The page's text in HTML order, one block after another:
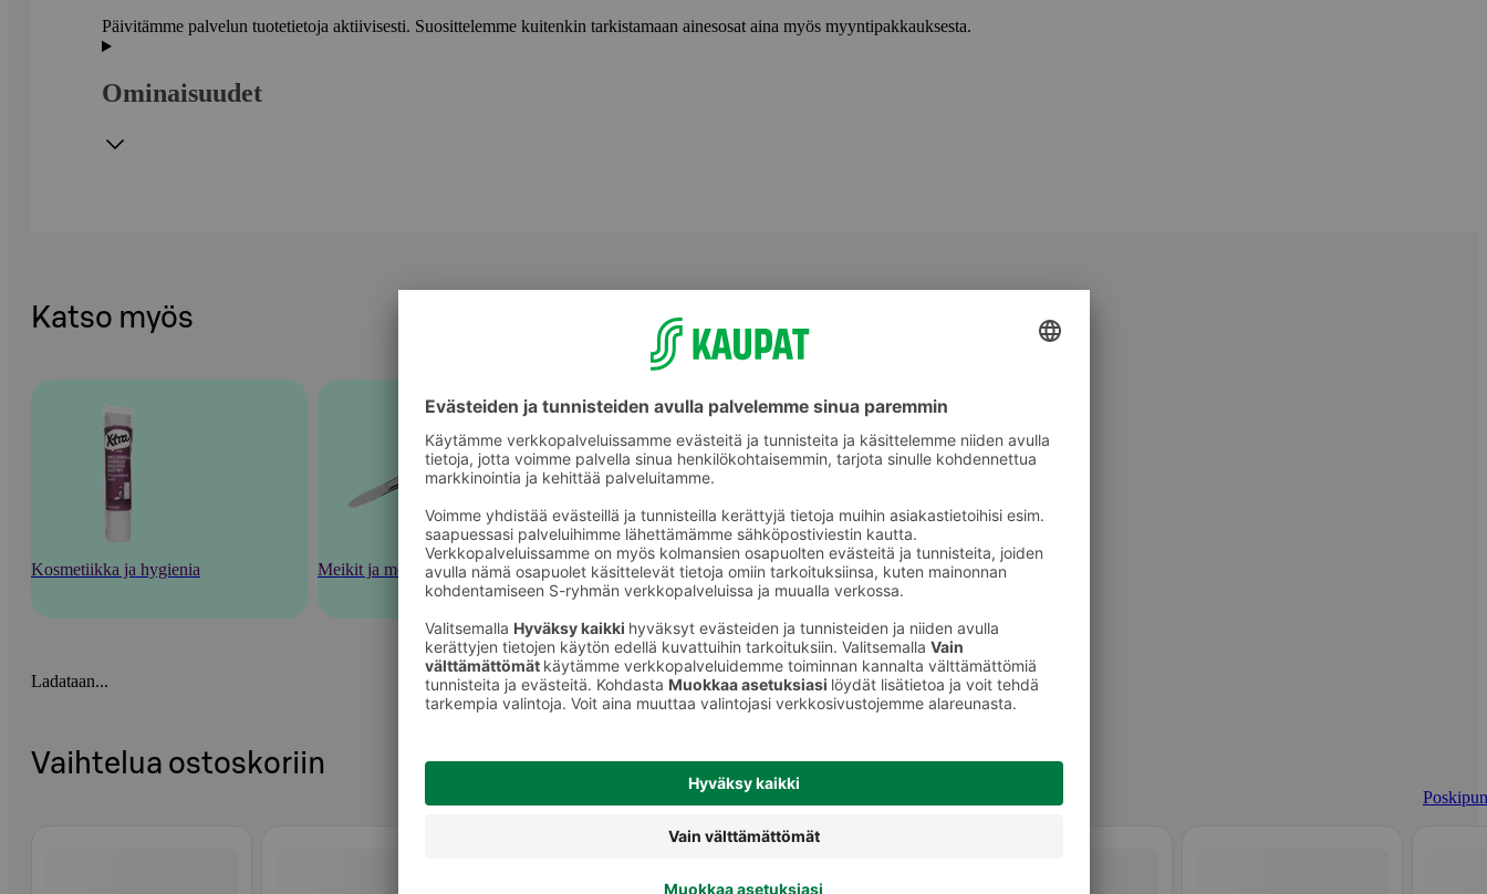
Päivitämme palvelun tuotetietoja aktiivisesti. Suosittelemme kuitenkin tarkistamaan ainesosat aina myös myyntipakkauksesta.
Ominaisuudet
Katso myös
Kosmetiikka ja hygienia Meikit ja meikkaustarvikkeet Poskipunat
Ladataan...
Vaihtelua ostoskoriin